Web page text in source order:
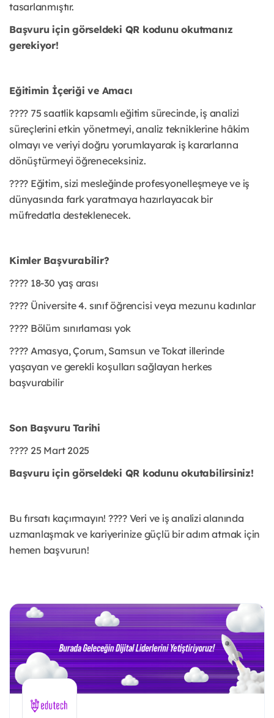
tasarlanmıştır.
Başvuru için görseldeki QR kodunu okutmanız
gerekiyor!
Eğitimin İçeriği ve Amacı
???? 75 saatlik kapsamlı eğitim sürecinde, iş analizi
süreçlerini etkin yönetmeyi, analiz tekniklerine hâkim
olmayı ve veriyi doğru yorumlayarak iş kararlarına
dönüştürmeyi öğreneceksiniz.
???? Eğitim, sizi mesleğinde profesyonelleşmeye ve iş
dünyasında fark yaratmaya hazırlayacak bir
müfredatla desteklenecek.
Kimler Başvurabilir?
???? 18-30 yaş arası
???? Üniversite 4. sınıf öğrencisi veya mezunu kadınlar
???? Bölüm sınırlaması yok
???? Amasya, Çorum, Samsun ve Tokat illerinde
yaşayan ve gerekli koşulları sağlayan herkes
başvurabilir
Son Başvuru Tarihi
???? 25 Mart 2025
Başvuru için görseldeki QR kodunu okutabilirsiniz!
Bu fırsatı kaçırmayın! ???? Veri ve iş analizi alanında
uzmanlaşmak ve kariyerinize güçlü bir adım atmak için
hemen başvurun!